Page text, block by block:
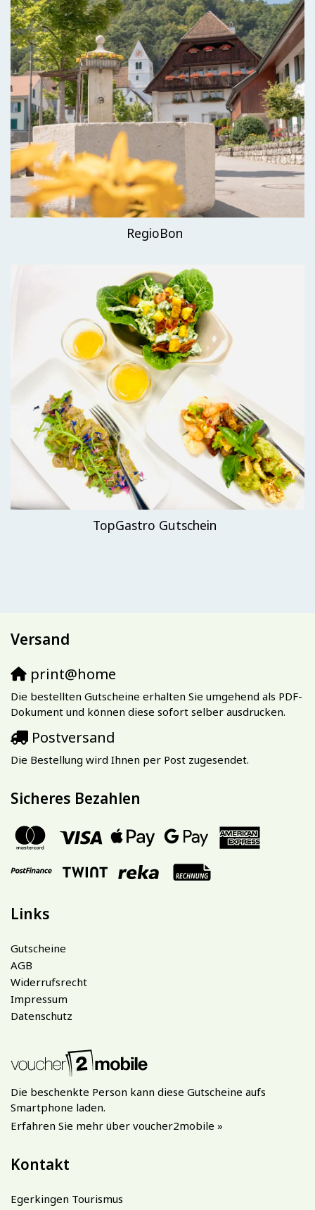
RegioBon
TopGastro Gutschein
Versand
print@home
Die bestellten Gutscheine erhalten Sie umgehend als PDF-
Dokument und können diese sofort selber ausdrucken.
Postversand
Die Bestellung wird Ihnen per Post zugesendet.
Sicheres Bezahlen
Links
Gutscheine
AGB
Widerrufsrecht
Impressum
Datenschutz
Die beschenkte Person kann diese Gutscheine aufs
Smartphone laden.
Erfahren Sie mehr über voucher2mobile »
Kontakt
Egerkingen Tourismus